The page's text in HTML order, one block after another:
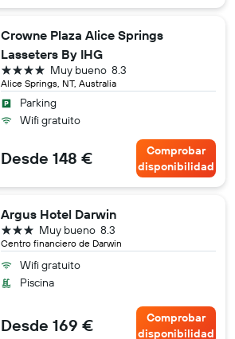
Crowne Plaza Alice Springs
Lasseters By IHG
Alice Springs, NT, Australia
8.3
Muy bueno
4 estrellas
Parking
Wifi gratuito
Desde 148 €
Comprobar
disponibilidad
Argus Hotel Darwin
Centro financiero de Darwin
8.3
Muy bueno
3 estrellas
Wifi gratuito
Piscina
Desde 169 €
Comprobar
disponibilidad